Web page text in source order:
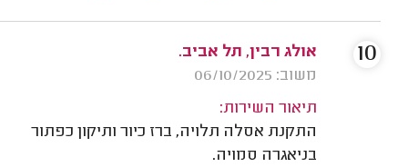
אולג רבין, תל אביב.
משוב: 06/10/2025
תיאור השירות:
התקנת אסלה תלויה, ברז כיור ותיקון כפתור
בניאגרה סמויה.
10